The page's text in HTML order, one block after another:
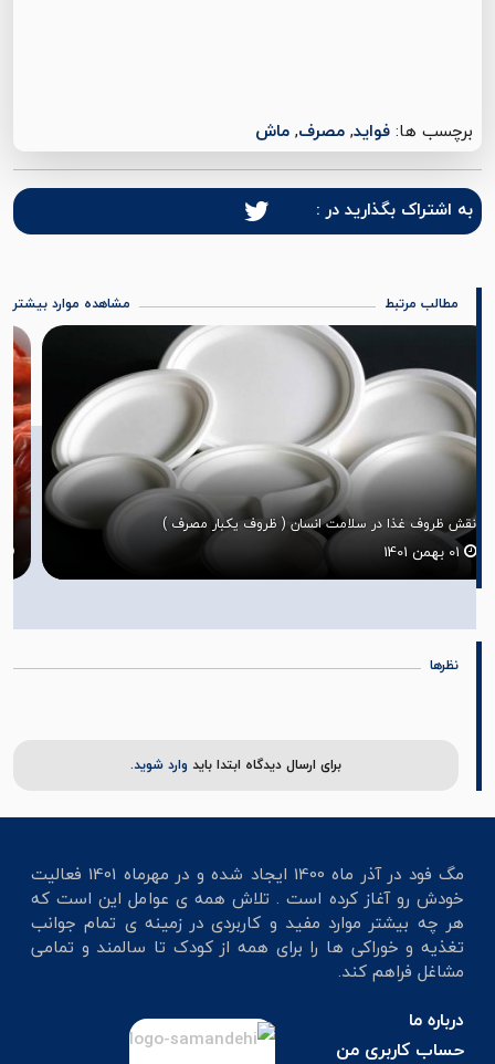
برچسب ها:فواید,مصرف,ماش
به اشتراک بگذارید در :
مطالب مرتبط مشاهده موارد بیشتر
خواص و فوائد میگو
29 دی 1401
نظرها
برای ارسال دیدگاه ابتدا باید وارد شوید.
مگ فود در آذر ماه 1400 ایجاد شده و در مهرماه 1401 فعالیت
خودش رو آغاز کرده است . تلاش همه ی عوامل این است که
هر چه بیشتر موارد مفید و کاربردی در زمینه ی تمام جوانب
تغذیه و خوراکی ها را برای همه از کودک تا سالمند و تمامی
مشاغل فراهم کند.
درباره ما
حساب کاربری من